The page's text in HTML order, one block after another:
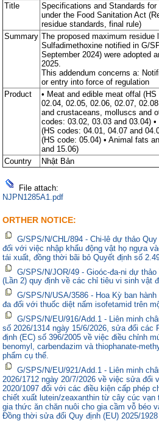
Title
Specifications and Standards
under the Food Sanitation Act
residue standards, final rule)
Summary The proposed maximum residue
Sulfadimethoxine notified in G/
September 2024) were adopted
2025.
This addendum concerns a:
or entry into force of regulation
Product
• Meat and edible meat offal
02.04, 02.05, 02.06, 02.07,
and crustaceans, molluscs and
codes: 03.02, 03.03 and 03.04)
(HS codes: 04.01, 04.07 and
(HS code: 05.04) • Animal fats
and 15.06)
Country
Nhật Bản
File attach:
NJPN1285A1.pdf
ORTHER NOTICE:
G/SPS/N/CHL/894 - Chi-lê dự thảo
đối với việc nhập khẩu động vật họ ngựa
tái xuất, đồng thời bãi bỏ Quyết định số
G/SPS/N/JOR/49 - Gioóc-đa-ni dự
(Lần 2) quy định về các chỉ tiêu vi sinh vật
G/SPS/N/USA/3586 - Hoa Kỳ ban
đa đối với thuốc diệt nấm isofetamid trên
G/SPS/N/EU/916/Add.1 - Liên minh
số 2026/1314 ngày 15/6/2026, sửa đổi các
định (EC) số 396/2005 về việc điều chỉnh
benomyl, carbendazim và thiophanate-
phẩm cụ thể.
G/SPS/N/EU/921/Add.1 - Liên minh
2026/1712 ngày 20/7/2026 về việc sửa đổi
2020/1097 đối với các điều kiện cấp phép
chiết xuất lutein/zeaxanthin từ cây cúc vạn
gia thức ăn chăn nuôi cho gia cầm vỗ béo
Đồng thời sửa đổi Quy định (EU) 2025/